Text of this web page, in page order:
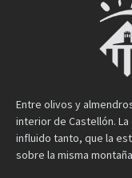
Entre olivos y
interior de Castellón.
influido tanto, que la
sobre la misma